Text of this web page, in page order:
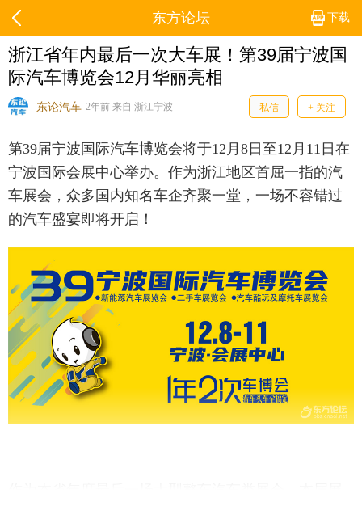
下载
东方论坛
浙江省年内最后一次大车展！第39届宁波国
际汽车博览会12月华丽亮相
东论汽车 2年前 来自 浙江宁波 私信 + 关注
第39届宁波国际汽车博览会将于12月8日至12月11日在
宁波国际会展中心举办。作为浙江地区首屈一指的汽
车展会，众多国内知名车企齐聚一堂，一场不容错过
的汽车盛宴即将开启！